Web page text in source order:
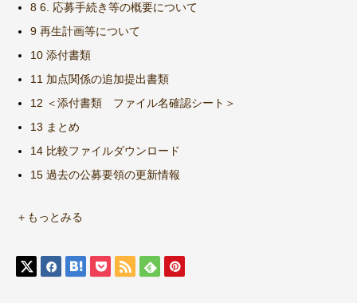
8 6. 応募手続き等の概要について
9 再生計画等について
10 添付書類
11 加点関係の追加提出書類
12 ＜添付書類 ファイル名確認シート＞
13 まとめ
14 比較ファイルダウンロード
15 過去の公募要領の更新情報
＋もっとみる